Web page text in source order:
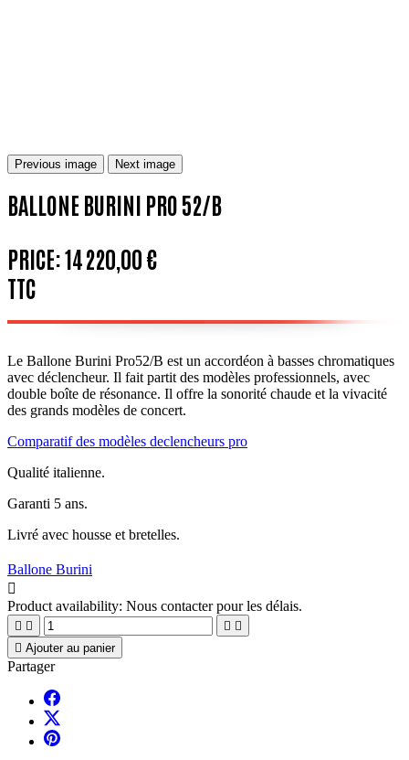
Previous image Next image
BALLONE BURINI PRO 52/B
PRICE:14 220,00 €
TTC
Le Ballone Burini Pro52/B est un accordéon à basses chromatiques
avec déclencheur. Il fait partit des modèles professionnels, avec
double boîte de résonance. Il offre la sonorité chaude et la vivacité
des grands modèles de concert.
Comparatif des modèles declencheurs pro
Qualité italienne.
Garanti 5 ans.
Livré avec housse et bretelles.
Ballone Burini

Product availability: Nous contacter pour les délais.
   
 Ajouter au panier
Partager